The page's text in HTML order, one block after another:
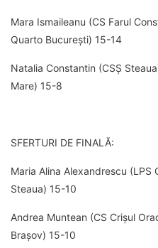
Mara Ismaileanu (CS Farul
Quarto București) 15-14
Natalia Constantin (CSȘ
Mare) 15-8
SFERTURI DE FINALĂ:
Maria Alina Alexandrescu (LPS
Steaua) 15-10
Andrea Muntean (CS Crișul
Brașov) 15-10